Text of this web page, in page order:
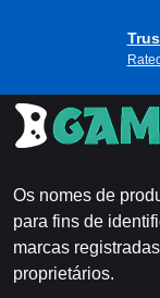
Os nomes de
para fins de
marcas
proprietários.